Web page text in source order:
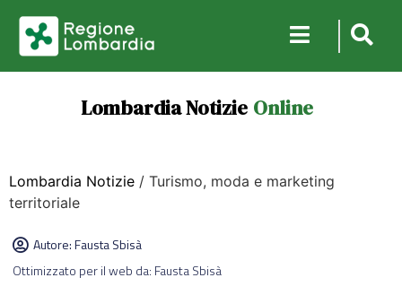
Lombardia Notizie Online
Lombardia Notizie / Turismo, moda e marketing
territoriale
Autore:Fausta Sbisà
Ottimizzato per il web da: Fausta Sbisà